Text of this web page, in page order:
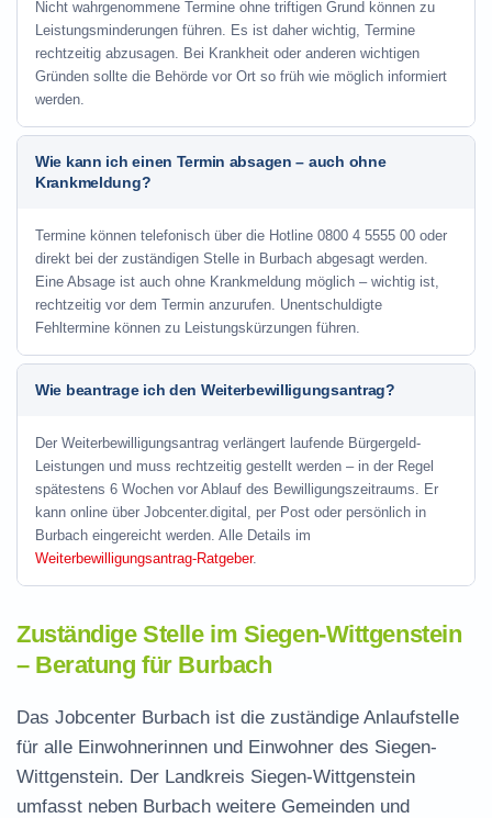
Nicht wahrgenommene Termine ohne triftigen Grund können zu
Leistungsminderungen führen. Es ist daher wichtig, Termine
rechtzeitig abzusagen. Bei Krankheit oder anderen wichtigen
Gründen sollte die Behörde vor Ort so früh wie möglich informiert
werden.
Wie kann ich einen Termin absagen – auch ohne
Krankmeldung?
Termine können telefonisch über die Hotline 0800 4 5555 00 oder
direkt bei der zuständigen Stelle in Burbach abgesagt werden.
Eine Absage ist auch ohne Krankmeldung möglich – wichtig ist,
rechtzeitig vor dem Termin anzurufen. Unentschuldigte
Fehltermine können zu Leistungskürzungen führen.
Wie beantrage ich den Weiterbewilligungsantrag?
Der Weiterbewilligungsantrag verlängert laufende Bürgergeld-
Leistungen und muss rechtzeitig gestellt werden – in der Regel
spätestens 6 Wochen vor Ablauf des Bewilligungszeitraums. Er
kann online über Jobcenter.digital, per Post oder persönlich in
Burbach eingereicht werden. Alle Details im
Weiterbewilligungsantrag-Ratgeber.
Zuständige Stelle im Siegen-Wittgenstein
– Beratung für Burbach
Das Jobcenter Burbach ist die zuständige Anlaufstelle
für alle Einwohnerinnen und Einwohner des Siegen-
Wittgenstein. Der Landkreis Siegen-Wittgenstein
umfasst neben Burbach weitere Gemeinden und